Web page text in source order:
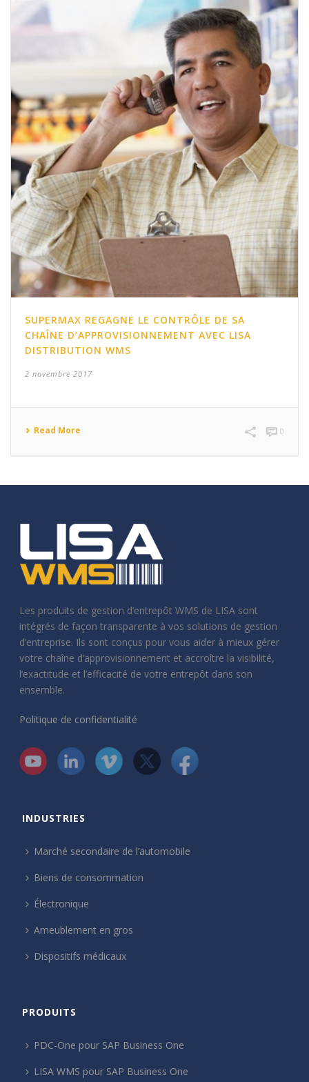
SUPERMAX REGAGNE LE CONTRÔLE DE SA
CHAÎNE D’APPROVISIONNEMENT AVEC LISA
DISTRIBUTION WMS
2 novembre 2017
Read More 0
Les produits de gestion d’entrepôt WMS de LISA sont
intégrés de façon transparente à vos solutions de gestion
d’entreprise. Ils sont conçus pour vous aider à mieux gérer
votre chaîne d’approvisionnement et accroître la visibilité,
l’exactitude et l’efficacité de votre entrepôt dans son
ensemble.
Politique de confidentialité
INDUSTRIES
Marché secondaire de l’automobile
Biens de consommation
Électronique
Ameublement en gros
Dispositifs médicaux
PRODUITS
PDC-One pour SAP Business One
LISA WMS pour SAP Business One